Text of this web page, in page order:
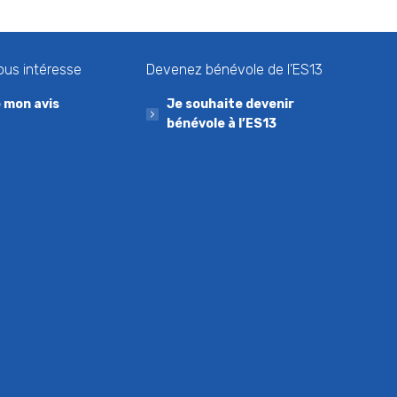
intéresse
mon avis
Devenez bénévole de l’ES13
Je souhaite devenir
bénévole à l’ES13